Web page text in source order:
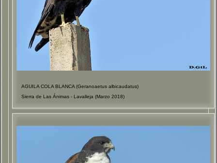
AGUILA COLA BLANCA (Geranoaetus albicaudatus)
Sierra de Las Ánimas - Lavalleja (Marzo 2018)